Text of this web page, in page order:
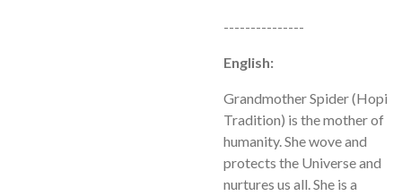
---------------
English:
Grandmother Spider (Hopi
Tradition) is the mother of
humanity. She wove and
protects the Universe and
nurtures us all. She is a